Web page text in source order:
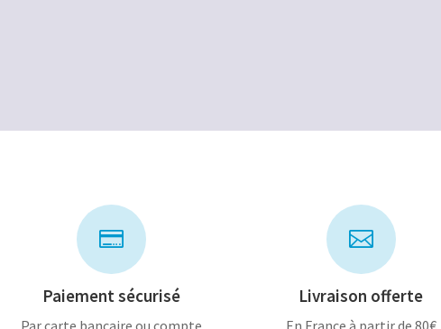

Paiement sécurisé

Livraison offerte